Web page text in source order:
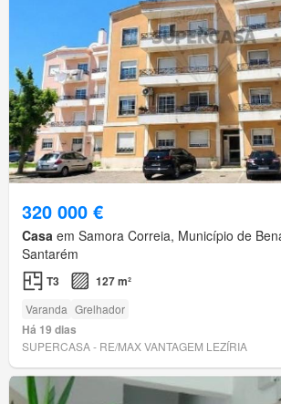
320 000 €
Casa em Samora Correia, Município de
Santarém
T3 127 m²
Varanda Grelhador
Há 19 dias
SUPERCASA - RE/MAX VANTAGEM LEZÍRIA